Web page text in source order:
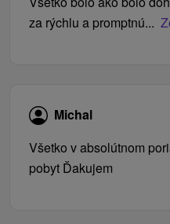
za rýchlu a promptnú...
Michal
Všetko v absolútnom
pobyt Ďakujem